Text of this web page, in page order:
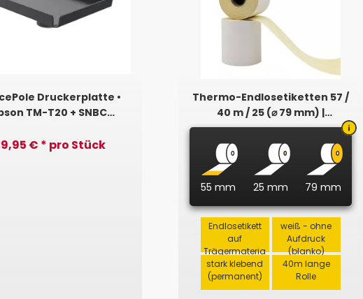
Druckerplatte •
TM-T20 + SNBC
1NR/1TN/HSP100
€ * pro Stück
Thermo-Endlosetiketten 57 /
40 m / 25 (⌀ 79 mm) |
Permanent
55 mm 25 mm 79 mm
Endlosetikett
auf
Trägermateria
l
weiß - ohne
Aufdruck
(blanko)
stark klebend
(permanent)
40m lange
Rolle